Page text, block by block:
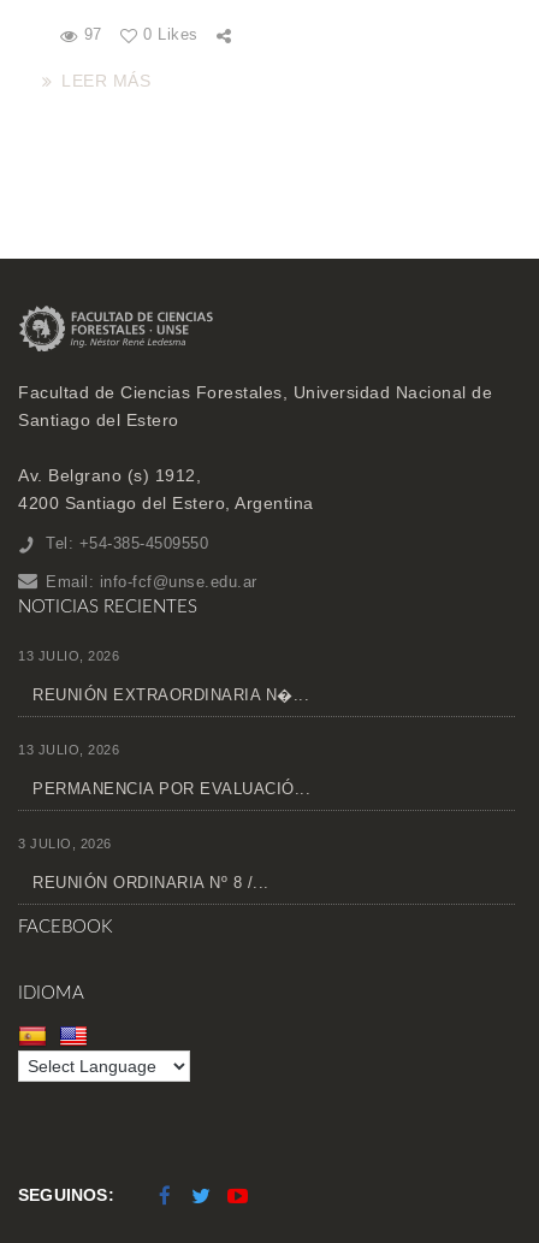
97 0 Likes
LEER MÁS
Facultad de Ciencias Forestales, Universidad Nacional de
Santiago del Estero
Av. Belgrano (s) 1912,
4200 Santiago del Estero, Argentina
Tel: +54-385-4509550
Email: info-fcf@unse.edu.ar
NOTICIAS RECIENTES
13 JULIO, 2026
REUNIÓN EXTRAORDINARIA N�...
13 JULIO, 2026
PERMANENCIA POR EVALUACIÓ...
3 JULIO, 2026
REUNIÓN ORDINARIA Nº 8 /...
FACEBOOK
IDIOMA
SEGUINOS: